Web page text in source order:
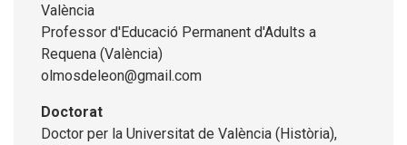
València
Professor d'Educació Permanent d'Adults a
Requena (València)
olmosdeleon@gmail.com
Doctorat
Doctor per la Universitat de València (Història),